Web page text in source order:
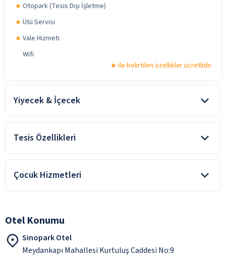
Otopark (Tesis Dışı İşletme)
Ütü Servisi
Vale Hizmeti
Wifi
ile belirtilen özellikler ücretlidir.
Yiyecek & İçecek
Şişeli İçecekler
Ücretsiz Minibar
ile belirtilen özellikler ücretlidir.
Tesis Özellikleri
Deniz Manzaralı Odalar
Sürdürülebilir Turizm Sertifikası
Tarihi Destinasyon
Teras
Çocuk Hizmetleri
Otel Konumu
Sinopark Otel
Meydankapı Mahallesi Kurtuluş Caddesi No:9